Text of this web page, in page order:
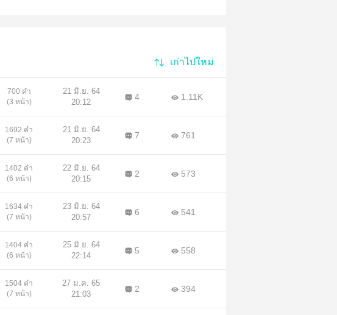
เก่าไปใหม่
700 คำ
(3 หน้า)
21 มิ.ย. 64
20:12
4 1.11K
1692 คำ
(7 หน้า)
21 มิ.ย. 64
20:23
7 761
1402 คำ
(6 หน้า)
22 มิ.ย. 64
20:15
2 573
1634 คำ
(7 หน้า)
23 มิ.ย. 64
20:57
6 541
1404 คำ
(6 หน้า)
25 มิ.ย. 64
22:14
5 558
1504 คำ
(7 หน้า)
27 ม.ค. 65
21:03
2 394